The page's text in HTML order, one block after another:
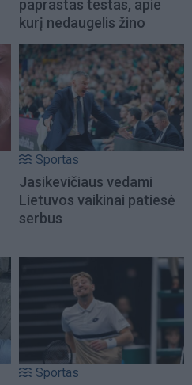
paprastas testas, apie
kurį nedaugelis žino
Sportas
Jasikevičiaus vedami
Lietuvos vaikinai patiesė
serbus
Sportas